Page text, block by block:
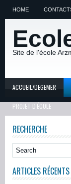
HOME
Site de l'école
ACCUEIL/DEGEMER
PROJET D'ÉCOLE
RECHERCHE
ARTICLES RÉCENTS